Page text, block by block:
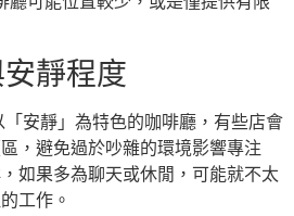
靜程度
「安靜」為特色的咖啡廳，有些店會
，避免過於吵雜的環境影響專注
如果多為聊天或休閒，可能就不太
工作。